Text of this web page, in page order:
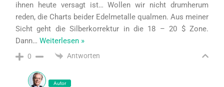
ihnen heute versagt ist… Wollen wir nicht drumherum
reden, die Charts beider Edelmetalle qualmen. Aus meiner
Sicht geht die Silberkorrektur in die 18 – 20 $ Zone.
Dann… Weiterlesen »
0 Antworten
Autor